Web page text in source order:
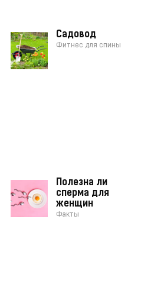
Садовод
Фитнес для спины
Полезна ли
сперма для
женщин
Факты